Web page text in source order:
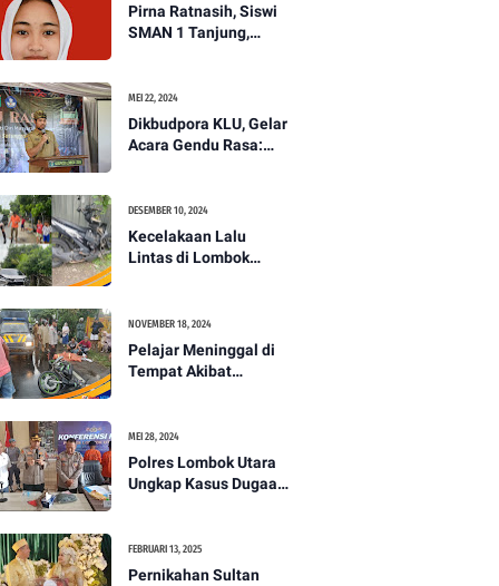
Pirna Ratnasih, Siswi
SMAN 1 Tanjung,
Paskibraka Tingkat
Nasional
MEI 22, 2024
Dikbudpora KLU, Gelar
Acara Gendu Rasa:
Masyarakat Dayan
Gunung
DESEMBER 10, 2024
Kecelakaan Lalu
Lintas di Lombok
PENANTB
NOVEMBER 18, 2024
Pelajar Meninggal di
Tempat Akibat
Utara -PENANTB
MEI 28, 2024
Polres Lombok Utara
Ungkap Kasus Dugaan
Gantung Diri
FEBRUARI 13, 2025
Pernikahan Sultan